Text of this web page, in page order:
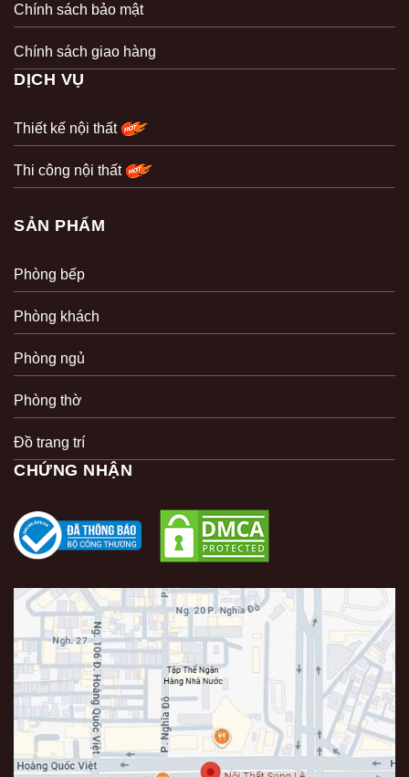
Chính sách bảo mật
Chính sách giao hàng
DỊCH VỤ
Thiết kế nội thất
Thi công nội thất
SẢN PHẨM
Phòng bếp
Phòng khách
Phòng ngủ
Phòng thờ
Đồ trang trí
CHỨNG NHẬN